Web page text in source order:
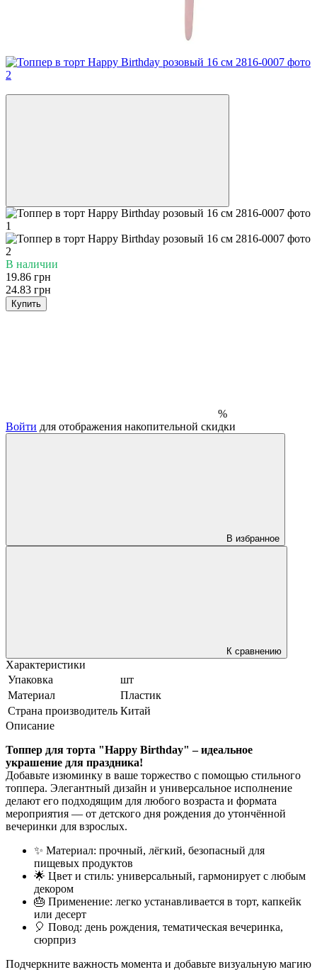
В наличии
19.86 грн
24.83 грн
Купить
%
Войти для отображения накопительной скидки
В избранное
К сравнению
Характеристики
Упаковка
шт
Материал
Пластик
Страна производитель Китай
Описание
Топпер для торта "Happy Birthday" – идеальное
украшение для праздника!
Добавьте изюминку в ваше торжество с помощью стильного
топпера. Элегантный дизайн и универсальное исполнение
делают его подходящим для любого возраста и формата
мероприятия — от детского дня рождения до утончённой
вечеринки для взрослых.
✨ Материал: прочный, лёгкий, безопасный для
пищевых продуктов
🌟 Цвет и стиль: универсальный, гармонирует с любым
декором
🎂 Применение: легко устанавливается в торт, капкейк
или десерт
🎈 Повод: день рождения, тематическая вечеринка,
сюрприз
Подчеркните важность момента и добавьте визуальную магию